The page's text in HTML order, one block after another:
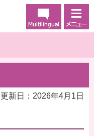
更新日：2026年4月1日